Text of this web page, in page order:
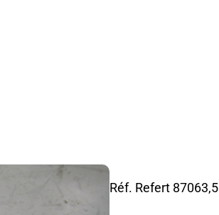
Réf. Refert 87063,5